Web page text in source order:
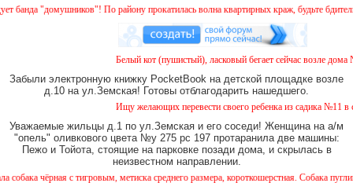
"домушников"! По району прокатилась волна квартирных краж, будьте бдительны!
Белый кот (пушистый), ласковый бегает сейчас возле
Забыли электронную книжку PocketBook на детской площадке возле
д.10 на ул.Земская! Готовы отблагодарить нашедшего.
Ищу желающих перевести своего ребенка из садика №11 в
Уважаемые жильцы д.1 по ул.Земская и его соседи! Женщина на а/м
"опель" оливкового цвета №у 275 рс 197 протаранила две машины:
Пежо и Тойота, стоящие на парковке позади дома, и скрылась в
неизвестном направлении.
чёрная с тигровым, метиска среднего размера, короткошерстная. Собака пугливая,